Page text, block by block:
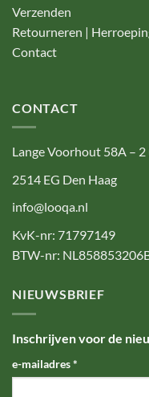
Verzenden
Retourneren |
Contact
CONTACT
Lange Voorhout 58A – 2
2514 EG Den Haag
info@looqa.nl
KvK-nr: 71797149
BTW-nr:
NIEUWSBRIEF
Inschrijven voor de
e-mailadres*